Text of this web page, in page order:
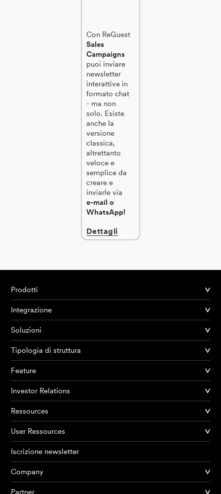
Con ReGuest
Sales
Campaigns
puoi inviare
newsletter
interattive in
formato chat
- ma non
solo. Esiste
anche la
versione
classica,
altrettanto
veloce e
semplice da
creare e
inviarle via
e-mail o
WhatsApp!
Dettagli
Prodotti
Integrazione
Soluzioni
Tipologia di struttura
Feature
Investor Relations
Ressources
User Ressources
Iscrizione newsletter
Company
Partner